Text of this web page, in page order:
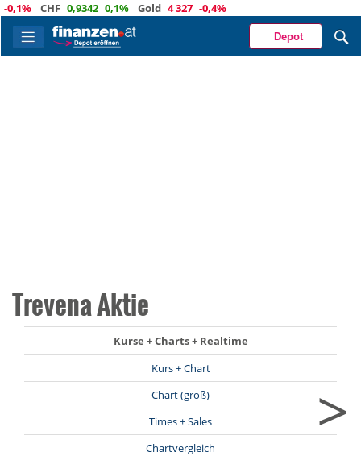
CHF 0,9342 0,1% Gold 4 327 -0,4%
Depot
Trevena Aktie
Kurse + Charts + Realtime
Kurs + Chart
Chart (groß)
Times + Sales
Chartvergleich
>